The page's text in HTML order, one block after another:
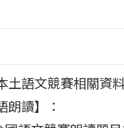
土語文競賽相關資料
朗讀】：